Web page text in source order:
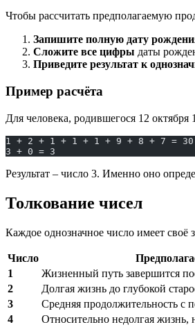
Чтобы рассчитать предполагаемую
Запишите полную дату
Сложите все цифры даты
Приведите результат к
Пример расчёта
Для человека, родившегося 12 октября
1 + 2 + 1 + 1 + 1 + 9 + 8 + 7 = 30
3 + 0 = 3
Результат – число 3. Именно оно
Толкование чисел
Каждое однозначное число имеет
Число
1
Жизненный путь завершится
2
Долгая жизнь до глубокой
3
Средняя продолжительность с
4
Относительно недолгая